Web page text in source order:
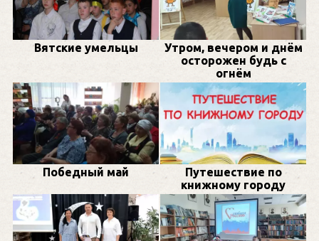
Вятские умельцы
Утром, вечером и днём
осторожен будь с
огнём
Победный май
Путешествие по
книжному городу